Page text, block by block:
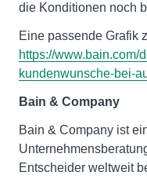
die Konditionen noch
Eine passende Grafik
https://www.bain.com/
kundenwunsche-bei-
Bain & Company
Bain & Company ist
Entscheider weltweit